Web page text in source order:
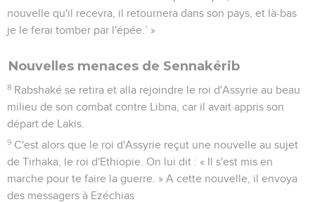
nouvelle qu'il recevra, il retournera dans son pays, et là-bas
je le ferai tomber par l'épée.’ »
Nouvelles menaces de Sennakérib
8 Rabshaké se retira et alla rejoindre le roi d'Assyrie au beau
milieu de son combat contre Libna, car il avait appris son
départ de Lakis.
9 C'est alors que le roi d'Assyrie reçut une nouvelle au sujet
de Tirhaka, le roi d'Ethiopie. On lui dit : « Il s'est mis en
marche pour te faire la guerre. » A cette nouvelle, il envoya
des messagers à Ezéchias